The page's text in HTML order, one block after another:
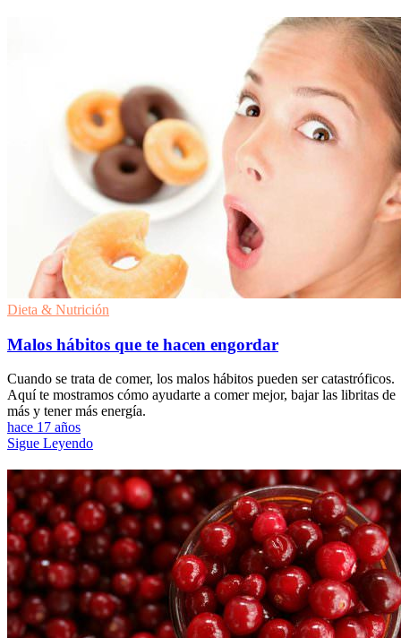
Dieta & Nutrición
Malos hábitos que te hacen engordar
Cuando se trata de comer, los malos hábitos pueden ser catastróficos.
Aquí te mostramos cómo ayudarte a comer mejor, bajar las libritas de
más y tener más energía.
hace 17 años
Sigue Leyendo